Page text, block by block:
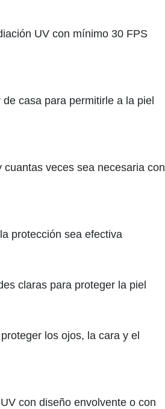
UV con mínimo 30 FPS
casa para permitirle a la piel
veces sea necesaria con
protección sea efectiva
claras para proteger la piel
los ojos, la cara y el
con diseño envolvente o con